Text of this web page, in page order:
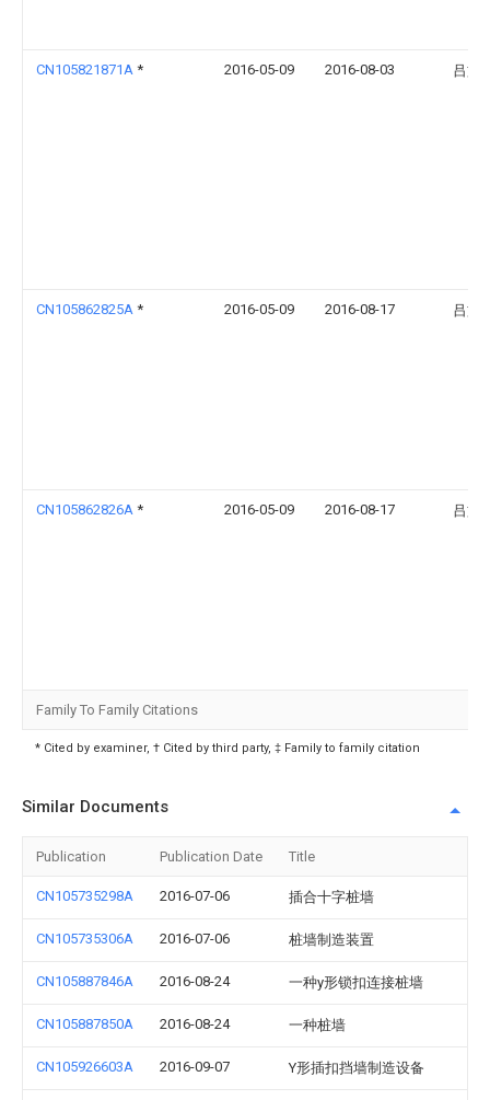
CN105821871A * 2016-05-09 2016-08-03 吕文
CN105862825A * 2016-05-09 2016-08-17 吕文
CN105862826A * 2016-05-09 2016-08-17 吕文
Family To Family Citations
* Cited by examiner, † Cited by third party, ‡ Family to family citation
Similar Documents
Publication Publication Date Title
CN105735298A 2016-07-06 插合十字桩墙
CN105735306A 2016-07-06 桩墙制造装置
CN105887846A 2016-08-24 一种y形锁扣连接桩墙
CN105887850A 2016-08-24 一种桩墙
CN105926603A 2016-09-07 Y形插扣挡墙制造设备